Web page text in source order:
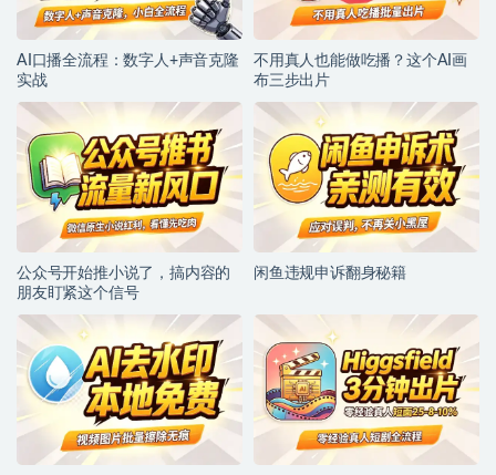
AI口播全流程：数字人+声音克隆
实战
不用真人也能做吃播？这个AI画
布三步出片
公众号开始推小说了，搞内容的
朋友盯紧这个信号
闲鱼违规申诉翻身秘籍